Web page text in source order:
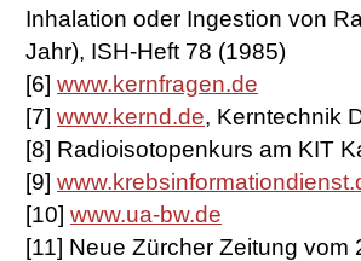
Inhalation oder Ingestion von
Jahr), ISH-Heft 78 (1985)
[6] www.kernfragen.de
[7] www.kernd.de, Kerntechnik
[8] Radioisotopenkurs am KIT
[9]
[10] www.ua-bw.de
[11] Neue Zürcher Zeitung vom